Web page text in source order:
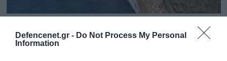
Defencenet.gr - Do Not Process My Personal
Information
Μirage 2000: Το μοναδικό μαχητικό που